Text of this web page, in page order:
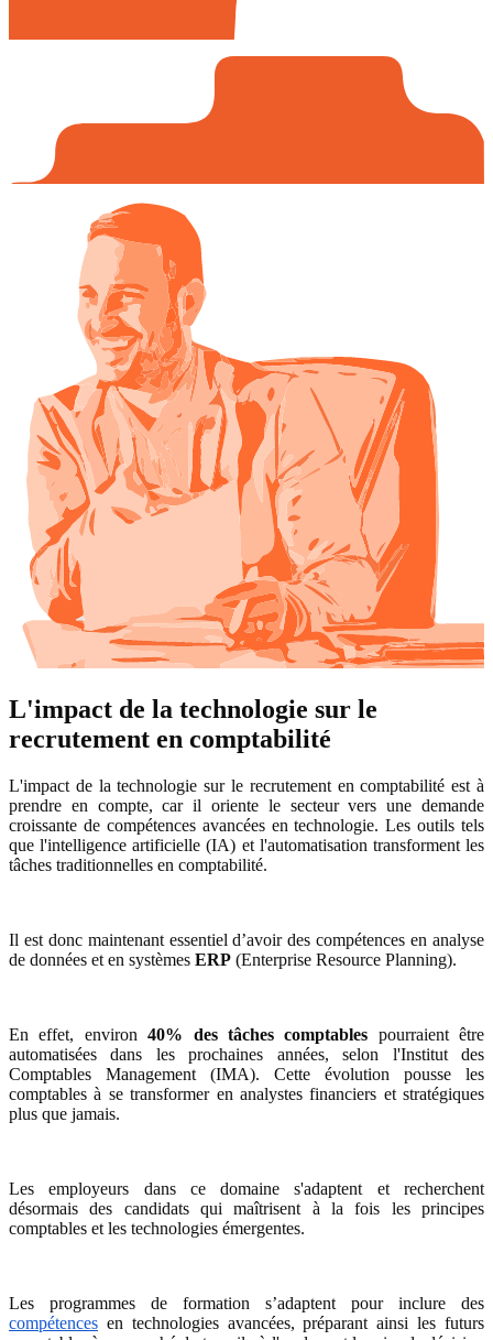
L'impact de la technologie sur le
recrutement en comptabilité
L'impact de la technologie sur le recrutement en comptabilité est à
prendre en compte, car il oriente le secteur vers une demande
croissante de compétences avancées en technologie. Les outils tels
que l'intelligence artificielle (IA) et l'automatisation transforment les
tâches traditionnelles en comptabilité.
Il est donc maintenant essentiel d’avoir des compétences en analyse
de données et en systèmes ERP (Enterprise Resource Planning).
En effet, environ40% des tâches comptables pourraient être
automatisées dans les prochaines années, selon l'Institut des
Comptables Management (IMA). Cette évolution pousse les
comptables à se transformer en analystes financiers et stratégiques
plus que jamais.
Les employeurs dans ce domaine s'adaptent et recherchent
désormais des candidats qui maîtrisent à la fois les principes
comptables et les technologies émergentes.
Les programmes de formation s’adaptent pour inclure des
compétences en technologies avancées, préparant ainsi les futurs